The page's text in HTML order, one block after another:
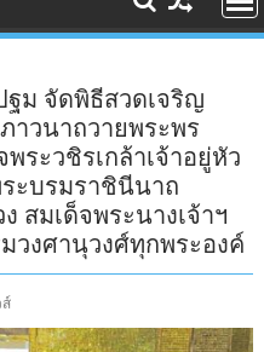
ม จัดพิธีสวดเจริญ
าวนาถวายพระพร
ระวชิรเกล้าเจ้าอยู่หัว
ะบรมราชินีนาถ
สมเด็จพระนางเจ้าฯ
วงศานุวงศ์ทุกพระองค์